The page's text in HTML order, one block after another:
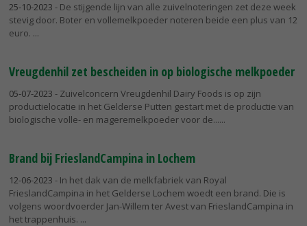
25-10-2023 - De stijgende lijn van alle zuivelnoteringen zet deze week
stevig door. Boter en vollemelkpoeder noteren beide een plus van 12
euro.
Vreugdenhil zet bescheiden in op biologische melkpoeder
05-07-2023 - Zuivelconcern Vreugdenhil Dairy Foods is op zijn
productielocatie in het Gelderse Putten gestart met de productie van
biologische volle- en mageremelkpoeder voor de...
Brand bij FrieslandCampina in Lochem
12-06-2023 - In het dak van de melkfabriek van Royal
FrieslandCampina in het Gelderse Lochem woedt een brand. Die is
volgens woordvoerder Jan-Willem ter Avest van FrieslandCampina in
het trappenhuis.